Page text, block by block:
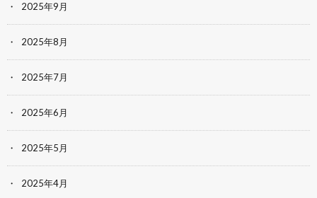
2025年9月
2025年8月
2025年7月
2025年6月
2025年5月
2025年4月